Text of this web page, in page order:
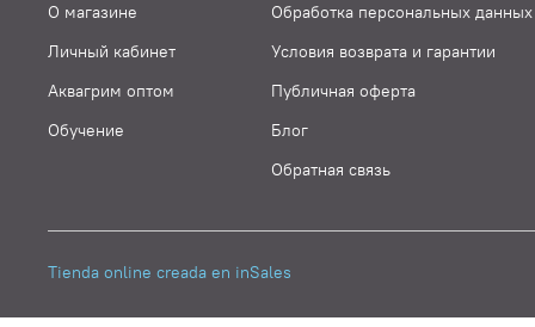
О магазине
Личный кабинет
Аквагрим оптом
Обучение
Обработка персональных данных
Условия возврата и гарантии
Публичная оферта
Блог
Обратная связь
Tienda online creada en inSales